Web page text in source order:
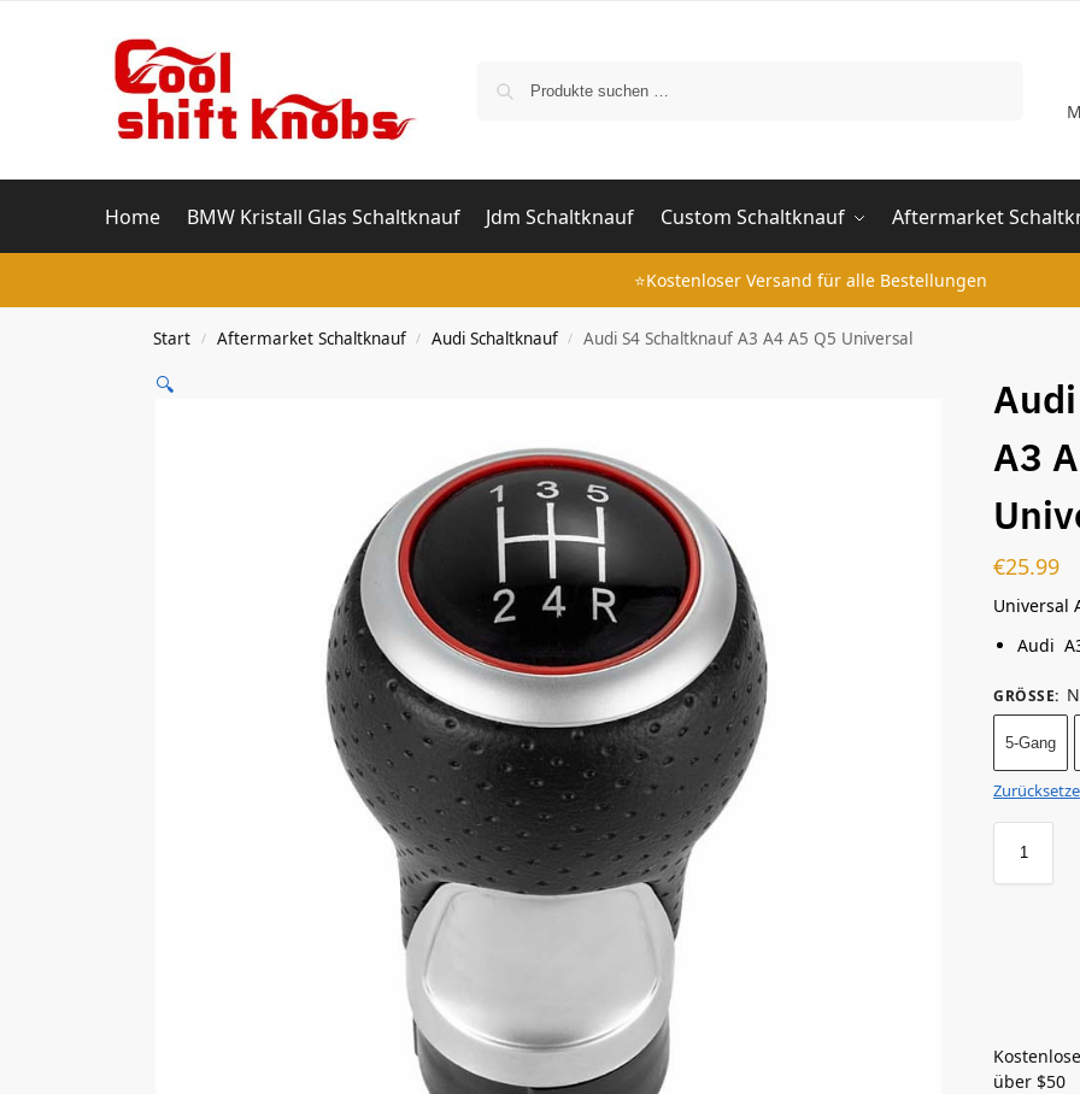
Home BMW Kristall Glas Schaltknauf Jdm Schaltknauf Custom Schaltknauf Aftermarket
⭐Kostenloser Versand für alle Bestellungen
Start / Aftermarket Schaltknauf / Audi Schaltknauf / Audi S4 Schaltknauf A3 A4 A5 Q5 Universal
🔍
A3
€25.99
Universal
Audi
GRÖSSE :
5-Gang
über $50